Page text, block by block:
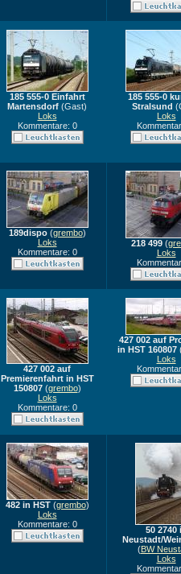
185 555-0 Einfahrt
Martensdorf (Gast)
Loks
Kommentare: 0
185 555-0
Stralsund
Loks
189dispo(grembo)
Loks
Kommentare: 0
218 499 (
Loks
427 002 auf
Premierenfahrt in HST
150807(grembo)
Loks
Kommentare: 0
427 002 auf
in HST 160807
Loks
482 in HST(grembo)
Loks
Kommentare: 0
50 2740
Neustadt/
(BW
Loks